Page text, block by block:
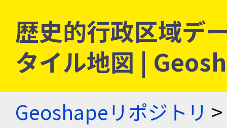
歴史的行政区域デ
タイル地図 |
Geoshapeリポジトリ >